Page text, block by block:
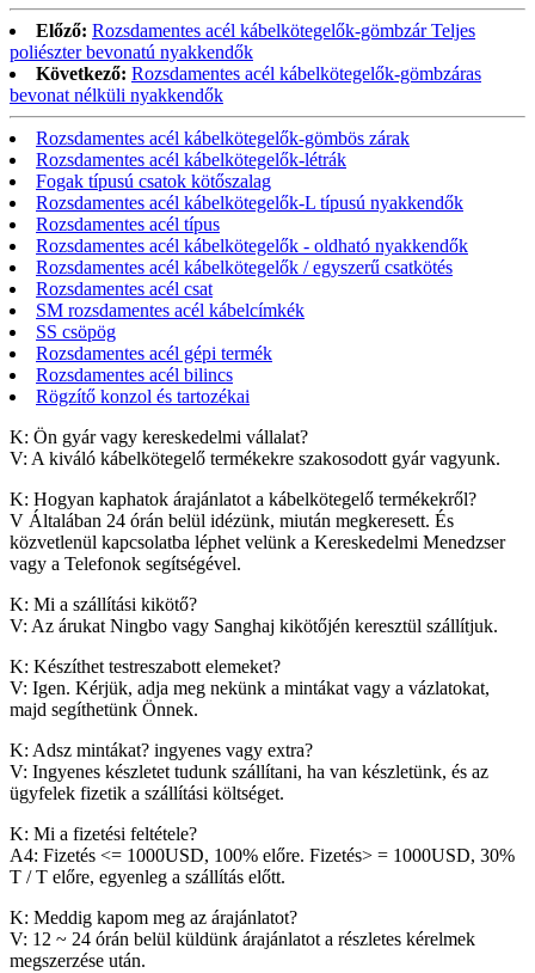
Előző: Rozsdamentes acél kábelkötegelők-gömbzár Teljes
poliészter bevonatú nyakkendők
Következő: Rozsdamentes acél kábelkötegelők-gömbzáras
bevonat nélküli nyakkendők
Rozsdamentes acél kábelkötegelők-gömbös zárak
Rozsdamentes acél kábelkötegelők-létrák
Fogak típusú csatok kötőszalag
Rozsdamentes acél kábelkötegelők-L típusú nyakkendők
Rozsdamentes acél típus
Rozsdamentes acél kábelkötegelők - oldható nyakkendők
Rozsdamentes acél kábelkötegelők / egyszerű csatkötés
Rozsdamentes acél csat
SM rozsdamentes acél kábelcímkék
SS csöpög
Rozsdamentes acél gépi termék
Rozsdamentes acél bilincs
Rögzítő konzol és tartozékai
K: Ön gyár vagy kereskedelmi vállalat?
V: A kiváló kábelkötegelő termékekre szakosodott gyár vagyunk.
K: Hogyan kaphatok árajánlatot a kábelkötegelő termékekről?
V Általában 24 órán belül idézünk, miután megkeresett. És
közvetlenül kapcsolatba léphet velünk a Kereskedelmi Menedzser
vagy a Telefonok segítségével.
K: Mi a szállítási kikötő?
V: Az árukat Ningbo vagy Sanghaj kikötőjén keresztül szállítjuk.
K: Készíthet testreszabott elemeket?
V: Igen. Kérjük, adja meg nekünk a mintákat vagy a vázlatokat,
majd segíthetünk Önnek.
K: Adsz mintákat? ingyenes vagy extra?
V: Ingyenes készletet tudunk szállítani, ha van készletünk, és az
ügyfelek fizetik a szállítási költséget.
K: Mi a fizetési feltétele?
A4: Fizetés <= 1000USD, 100% előre. Fizetés> = 1000USD, 30%
T / T előre, egyenleg a szállítás előtt.
K: Meddig kapom meg az árajánlatot?
V: 12 ~ 24 órán belül küldünk árajánlatot a részletes kérelmek
megszerzése után.